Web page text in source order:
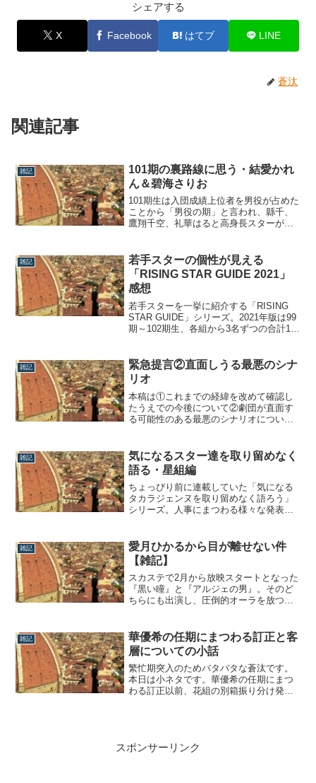
シェアする
X Facebook はてブ LINE
蒼汰
関連記事
雑記
101期の裏路線に思う・結愛かれ
ん＆碧海さりお
101期生は入団成績上位者を男役が占めた
ことから「男役の期」と言われ、縣千、
鷹翔千空、礼華はると高身長スターが多
転向し現在は月組娘2ポジに居る天紫珠李
と、なんだかトリッキーな存在が多い印
象です。そんな中、個人的に気になって
いる1...
雑記
若手スターの個性が見える
「RISING STAR GUIDE 2021」
感想
若手スターを一挙に紹介する「RISING
STAR GUIDE」シリーズ。2021年版は99
期～102期生、各組から3名ずつの合計15
たが、それぞれの個性が実によく出てい
るなと感じたので、私の正直な超個人的
感想をさくさく書いてい...
雑記
緊急提言②直面しうる最悪のシナ
リオ
本稿は①これまでの経緯を改めて確認し
たうえでの今後について②劇団が直面す
る可能性のある最悪のシナリオについ
り返し、これまでブログへの掲載を控え
ていました。なぜなら、これまで私がブ
ログ運営をするにあたって課していた一
番の絶対的ルール...
雑記
気になるスター達を取り留めなく
語る・星組編
ちょっぴり前に連載していた「気になる
タカラジェンヌを取り留めなく語ろう」
シリーズ。人事にまつわる様々な発表が
す。第4弾は星組編。星組は管理人masa
さんのお膝元でして私が何か話すと100倍
で返ってくるし適当なこと言うと怒られ
るの...
雑記
愛月ひかるから目が離せない件
【雑記】
スカステで2月から放映スタートとなった
『黒い瞳』と『アルジェの男』。そのど
ちらにも出演し、圧倒的オーラを放つ愛
そ彼女だったのですが、一周回ってやっ
と彼女の魅力に気付けたような気がしま
す。笑愛月ひかるから目が離せない件な
ぜ私が彼女...
雑記
華優希の任期にまつわる訂正と客
層についての小話
繁忙期突入のためバタバタな蒼汰です。
本日は小ネタです。華優希の任期にまつ
わる訂正以前、花組の別箱振り分け発表
月組『桜嵐記』、つまり珠城＆美園の退
スポンサーリンク